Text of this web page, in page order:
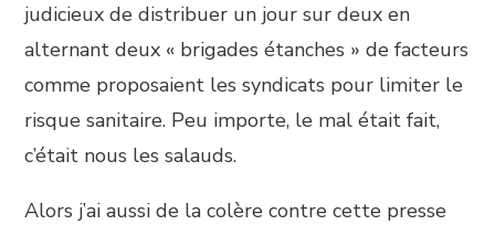
judicieux de distribuer un jour sur deux en
alternant deux « brigades étanches » de facteurs
comme proposaient les syndicats pour limiter le
risque sanitaire. Peu importe, le mal était fait,
c’était nous les salauds.
Alors j’ai aussi de la colère contre cette presse